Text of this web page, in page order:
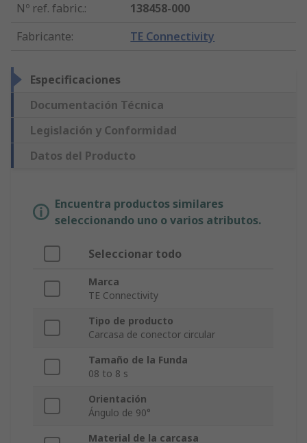
Nº ref. fabric.:
138458-000
Fabricante: TE Connectivity
Especificaciones
Documentación Técnica
Legislación y Conformidad
Datos del Producto
Encuentra productos similares
seleccionando uno o varios atributos.
Seleccionar todo
Marca
TE Connectivity
Tipo de producto
Carcasa de conector circular
Tamaño de la Funda
08 to 8 s
Orientación
Ángulo de 90°
Material de la carcasa